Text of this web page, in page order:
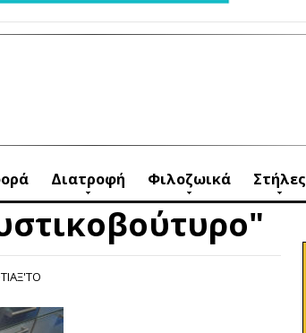
Διατροφή Φιλοζωικά Στήλες